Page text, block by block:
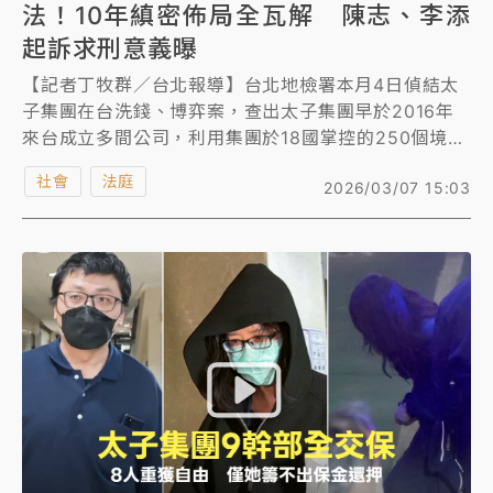
法！10年縝密佈局全瓦解 陳志、李添
起訴求刑意義曝
【記者丁牧群／台北報導】台北地檢署本月4日偵結太
子集團在台洗錢、博弈案，查出太子集團早於2016年
來台成立多間公司，利用集團於18國掌控的250個境外
公司進行假交易，或以自行開發的冷錢包連結地下匯兌
等手法，將犯罪所得匯入台灣，大買和平大苑豪宅、超
跑、精品，10年間洗錢金額高達107億元，涉案人數約
《洗錢防制法》等罪起訴集團首腦陳志、李添等高層，
以及在台成員共計62人，其中14人遭求刑，最重的為
操縱指揮成員在台犯案的李添，求刑20年，在台核心幹
部辜淑雯16年、王昱棠15年，陳志僅雖遭求處法定刑最
高刑度，但最高只能判13年。至於9名案發後被羈押的
幹部，台北地院召開接押庭後裁定全數交保。北檢已提
準抗告。
2026/03/07 15:03
社會 法庭